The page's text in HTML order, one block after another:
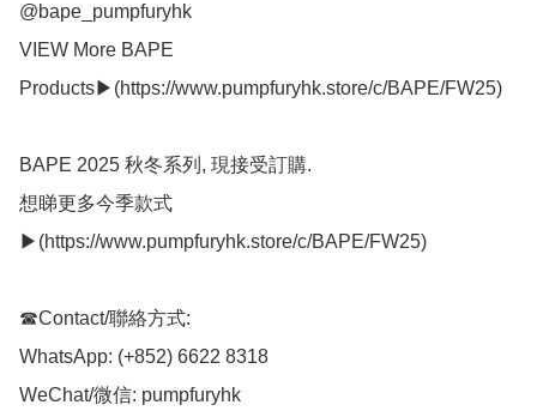
@bape_pumpfuryhk
VIEW More BAPE
Products▶(https://www.pumpfuryhk.store/c/BAPE/FW25)
BAPE 2025 秋冬系列, 現接受訂購.
想睇更多今季款式
▶(https://www.pumpfuryhk.store/c/BAPE/FW25)
☎Contact/聯絡方式:
WhatsApp: (+852) 6622 8318
WeChat/微信: pumpfuryhk